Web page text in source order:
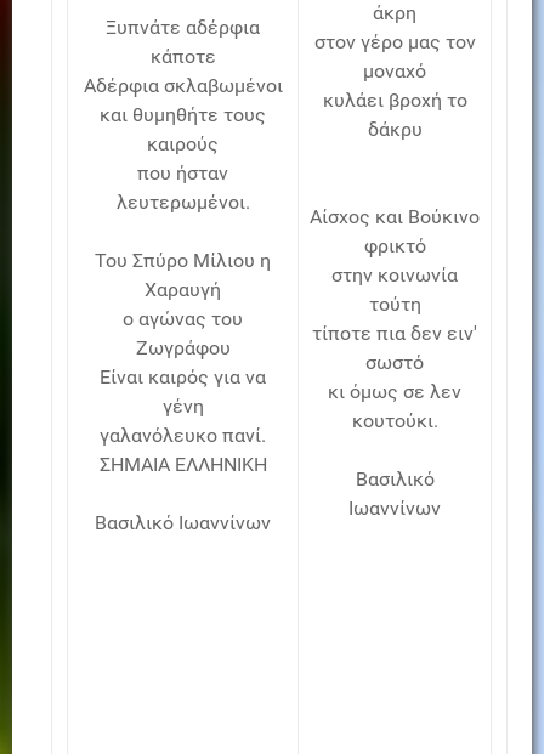
Ξυπνάτε αδέρφια
κάποτε
Αδέρφια σκλαβωμένοι
και θυμηθήτε τους
καιρούς
που ήσταν
λευτερωμένοι.
Του Σπύρο Μίλιου η
Χαραυγή
ο αγώνας του
Ζωγράφου
Είναι καιρός για να
γένη
γαλανόλευκο πανί.
ΣΗΜΑΙΑ ΕΛΛΗΝΙΚΗ
Βασιλικό Ιωαννίνων
άκρη
στον γέρο μας τον
μοναχό
κυλάει βροχή το
δάκρυ
Αίσχος και Βούκινο
φρικτό
στην κοινωνία
τούτη
τίποτε πια δεν ειν'
σωστό
κι όμως σε λεν
κουτούκι.
Βασιλικό
Ιωαννίνων